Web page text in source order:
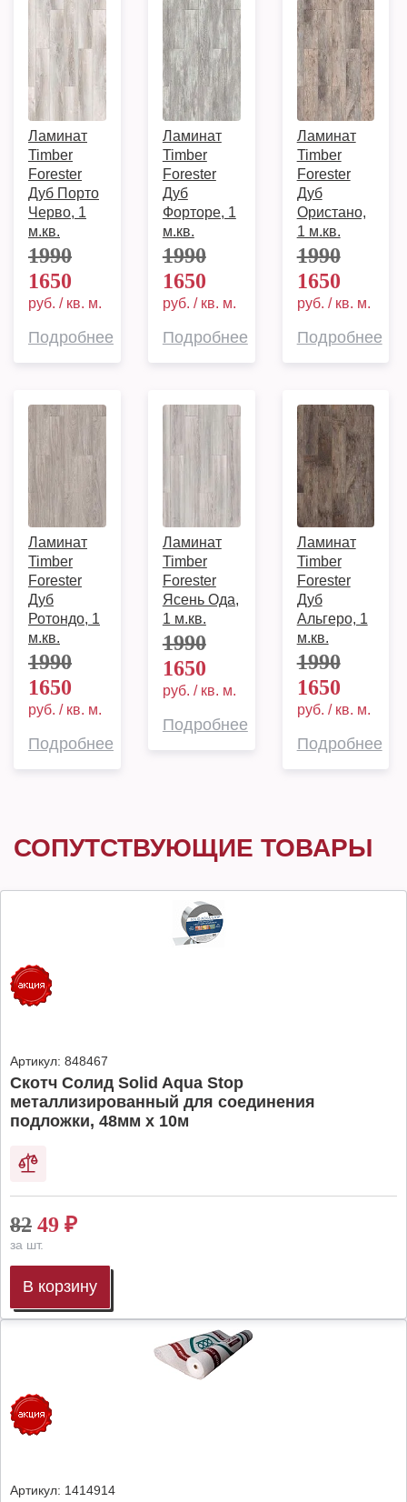
Ламинат
Timber
Forester
Дуб Порто
Черво, 1
м.кв.
1990
1650
руб. / кв. м.
Подробнее
Ламинат
Timber
Forester
Дуб
Форторе, 1
м.кв.
1990
1650
руб. / кв. м.
Подробнее
Ламинат
Timber
Forester
Дуб
Ористано,
1 м.кв.
1990
1650
руб. / кв. м.
Подробнее
Ламинат
Timber
Forester
Дуб
Ротондо, 1
м.кв.
1990
1650
руб. / кв. м.
Подробнее
Ламинат
Timber
Forester
Ясень Ода,
1 м.кв.
1990
1650
руб. / кв. м.
Подробнее
Ламинат
Timber
Forester
Дуб
Альгеро, 1
м.кв.
1990
1650
руб. / кв. м.
Подробнее
СОПУТСТВУЮЩИЕ ТОВАРЫ
Артикул: 848467
Скотч Солид Solid Aqua Stop
металлизированный для соединения
подложки, 48мм х 10м
82 49 ₽
за шт.
В корзину
Артикул: 1414914